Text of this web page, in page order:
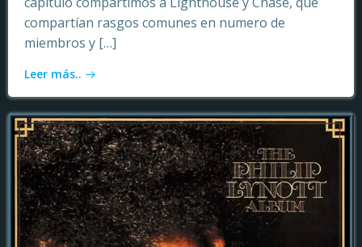
compartían rasgos comunes en numero de
miembros y […]
Leer más..